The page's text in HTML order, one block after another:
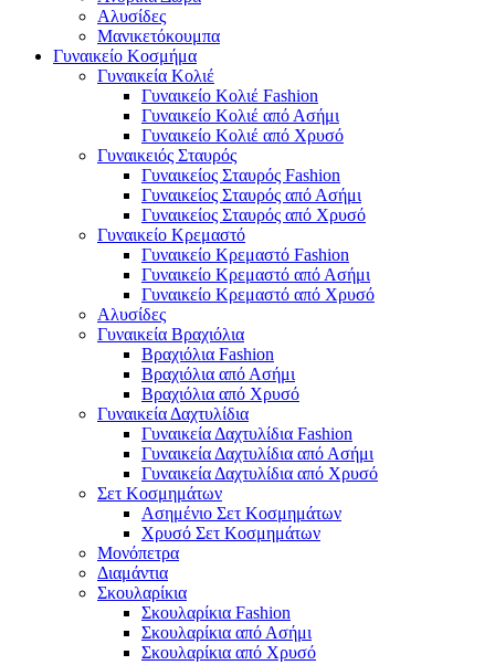
Αλυσίδες
Μανικετόκουμπα
Γυναικείο Κοσμήμα
Γυναικεία Κολιέ
Γυναικείο Κολιέ Fashion
Γυναικείο Κολιέ από Ασήμι
Γυναικείο Κολιέ από Χρυσό
Γυναικειός Σταυρός
Γυναικείος Σταυρός Fashion
Γυναικείος Σταυρός από Ασήμι
Γυναικείος Σταυρός από Χρυσό
Γυναικείο Κρεμαστό
Γυναικείο Κρεμαστό Fashion
Γυναικείο Κρεμαστό από Ασήμι
Γυναικείο Κρεμαστό από Χρυσό
Αλυσίδες
Γυναικεία Βραχιόλια
Βραχιόλια Fashion
Βραχιόλια από Ασήμι
Βραχιόλια από Χρυσό
Γυναικεία Δαχτυλίδια
Γυναικεία Δαχτυλίδια Fashion
Γυναικεία Δαχτυλίδια από Ασήμι
Γυναικεία Δαχτυλίδια από Χρυσό
Σετ Κοσμημάτων
Ασημένιο Σετ Κοσμημάτων
Χρυσό Σετ Κοσμημάτων
Μονόπετρα
Διαμάντια
Σκουλαρίκια
Σκουλαρίκια Fashion
Σκουλαρίκια από Ασήμι
Σκουλαρίκια από Χρυσό